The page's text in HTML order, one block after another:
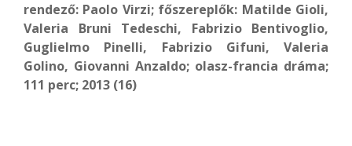
rendező: Paolo Virzi; főszereplők: Matilde Gioli,
Valeria Bruni Tedeschi, Fabrizio Bentivoglio,
Guglielmo Pinelli, Fabrizio Gifuni, Valeria
Golino, Giovanni Anzaldo; olasz-francia dráma;
111 perc; 2013 (16)